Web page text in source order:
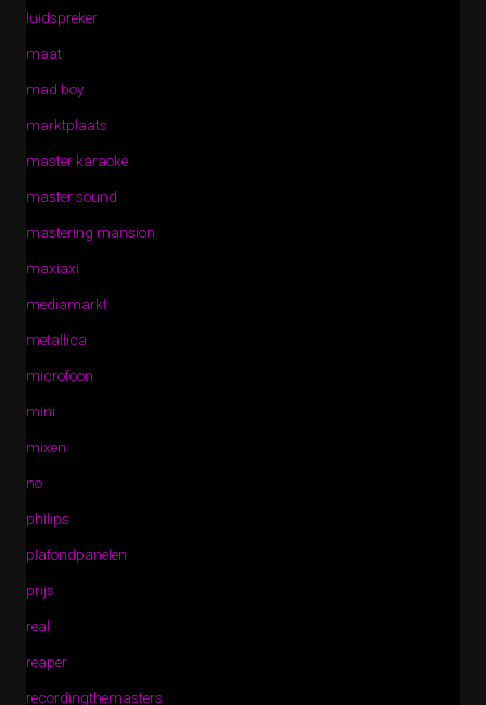
luidspreker
maat
mad boy
marktplaats
master karaoke
master sound
mastering mansion
maxiaxi
mediamarkt
metallica
microfoon
mini
mixen
no
philips
plafondpanelen
prijs
real
reaper
recordingthemasters